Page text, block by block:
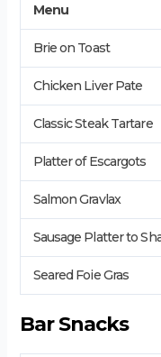
Menu
Brie on Toast
Chicken Liver Pate
Classic Steak Tartare
Platter of Escargots
Salmon Gravlax
Sausage Platter to
Seared Foie Gras
Bar Snacks